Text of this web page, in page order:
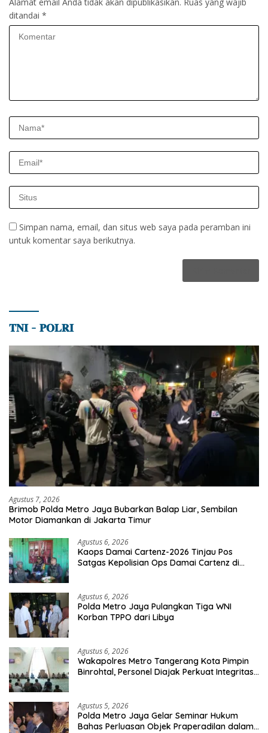
ditandai *
Simpan nama, email, dan situs web saya pada peramban ini
untuk komentar saya berikutnya.
𝐓𝐍𝐈 – 𝐏𝐎𝐋𝐑𝐈
Agustus 7, 2026
Brimob Polda Metro Jaya Bubarkan Balap Liar, Sembilan
Motor Diamankan di Jakarta Timur
Agustus 6, 2026
Kaops Damai Cartenz-2026 Tinjau Pos
Satgas Kepolisian Ops Damai Cartenz di
Agustus 6, 2026
Polda Metro Jaya Pulangkan Tiga WNI
Korban TPPO dari Libya
Agustus 6, 2026
Wakapolres Metro Tangerang Kota Pimpin
Binrohtal, Personel Diajak Perkuat Integritas
Agustus 5, 2026
Polda Metro Jaya Gelar Seminar Hukum
Bahas Perluasan Objek Praperadilan dalam